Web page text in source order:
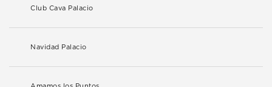
Club Cava Palacio
Navidad Palacio